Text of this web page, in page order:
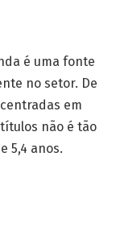
é uma fonte
no setor. De
em
não é tão
5,4 anos.